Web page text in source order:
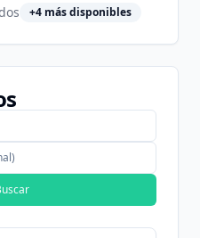
+4más disponibles